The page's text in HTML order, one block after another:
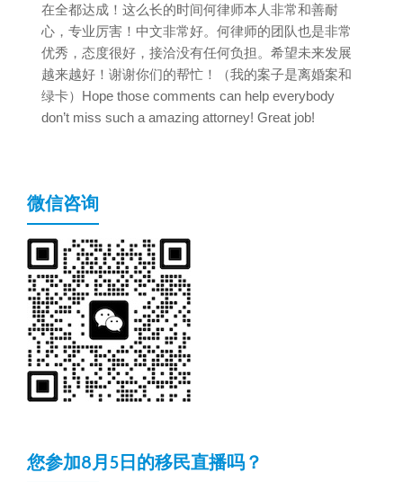
在全都达成！这么长的时间何律师本人非常和善耐
心，专业厉害！中文非常好。何律师的团队也是非常
优秀，态度很好，接洽没有任何负担。希望未来发展
越来越好！谢谢你们的帮忙！（我的案子是离婚案和
绿卡）Hope those comments can help everybody
don’t miss such a amazing attorney! Great job!
微信咨询
您参加8月5日的移民直播吗？